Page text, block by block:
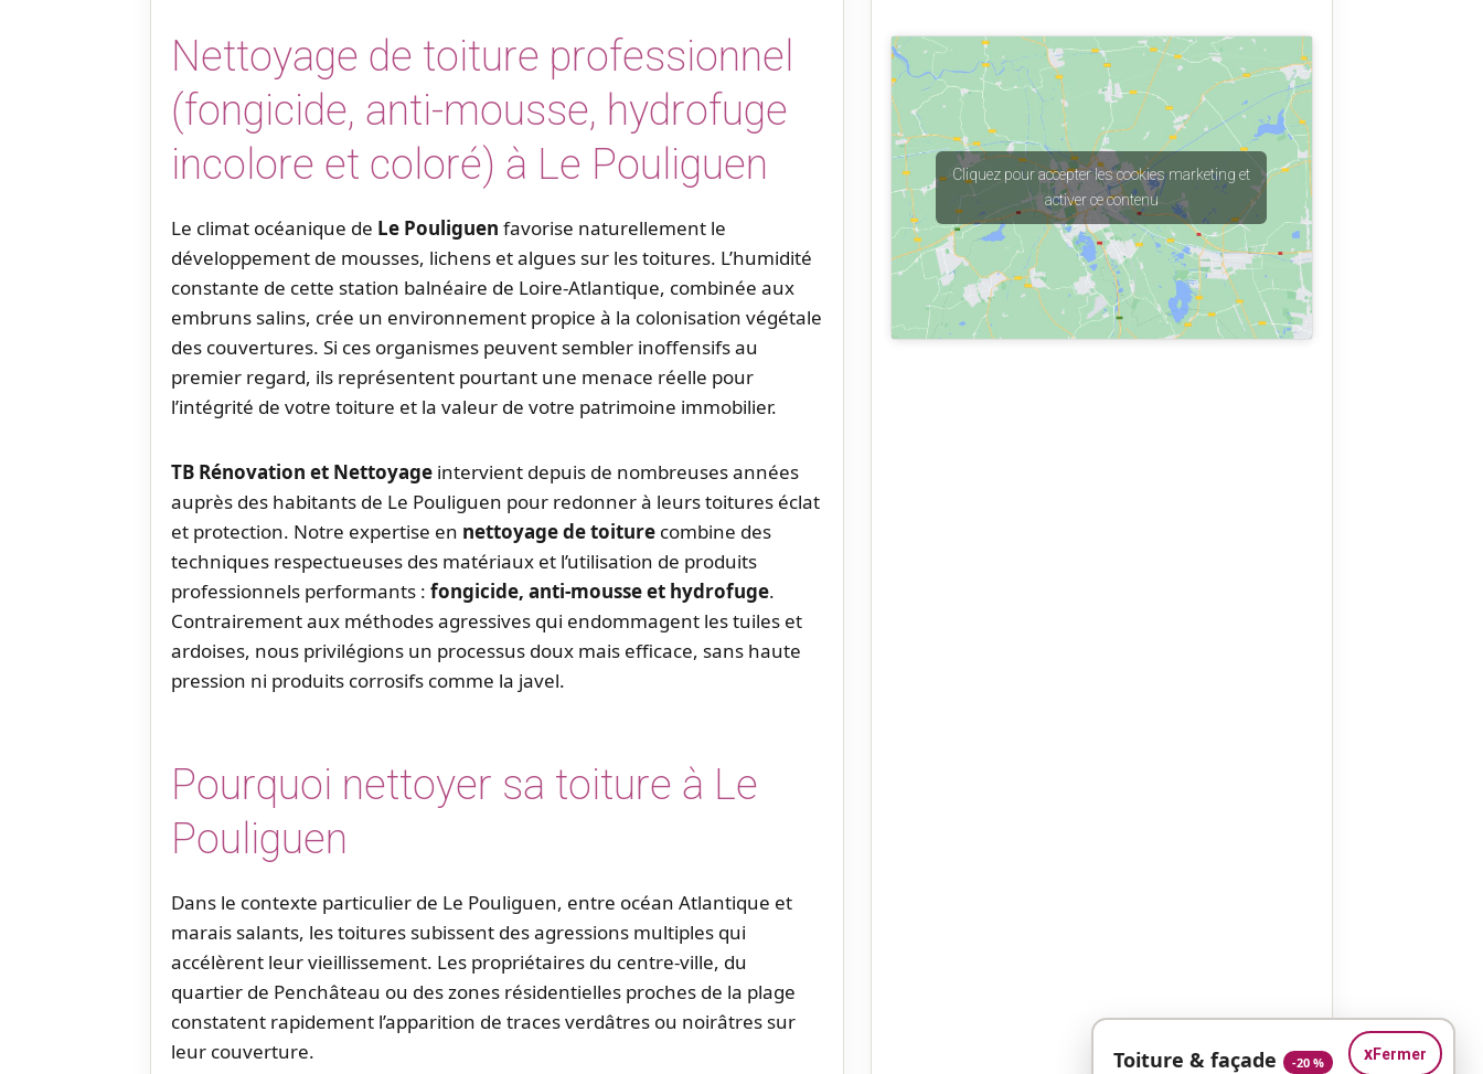
Nettoyage de toiture professionnel
(fongicide, anti-mousse, hydrofuge
incolore et coloré) à Le Pouliguen
Le climat océanique de Le Pouliguen favorise naturellement le
développement de mousses, lichens et algues sur les toitures. L’humidité
constante de cette station balnéaire de Loire-Atlantique, combinée aux
embruns salins, crée un environnement propice à la colonisation végétale
des couvertures. Si ces organismes peuvent sembler inoffensifs au
premier regard, ils représentent pourtant une menace réelle pour
l’intégrité de votre toiture et la valeur de votre patrimoine immobilier.
TB Rénovation et Nettoyage intervient depuis de nombreuses années
auprès des habitants de Le Pouliguen pour redonner à leurs toitures éclat
et protection. Notre expertise en nettoyage de toiture combine des
techniques respectueuses des matériaux et l’utilisation de produits
professionnels performants : fongicide, anti-mousse et hydrofuge.
Contrairement aux méthodes agressives qui endommagent les tuiles et
ardoises, nous privilégions un processus doux mais efficace, sans haute
pression ni produits corrosifs comme la javel.
Pourquoi nettoyer sa toiture à Le
Pouliguen
Dans le contexte particulier de Le Pouliguen, entre océan Atlantique et
marais salants, les toitures subissent des agressions multiples qui
accélèrent leur vieillissement. Les propriétaires du centre-ville, du
quartier de Penchâteau ou des zones résidentielles proches de la plage
constatent rapidement l’apparition de traces verdâtres ou noirâtres sur
leur couverture.
Cliquez pour accepter les cookies marketing et
activer ce contenu
xFermer
Toiture & façade -20 %